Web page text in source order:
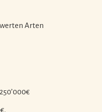
Arten